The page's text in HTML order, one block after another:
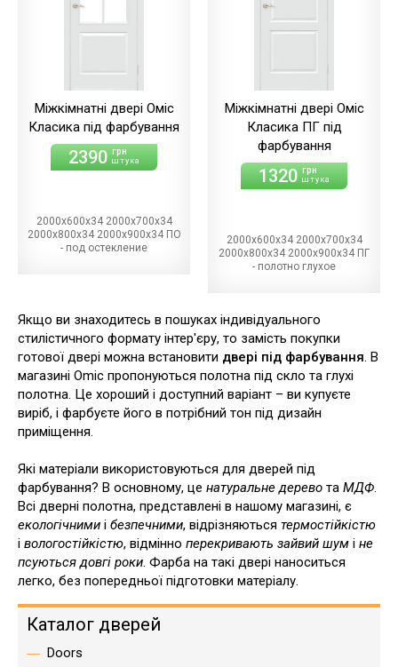
Міжкімнатні двері Оміс
Класика під фарбування
2390 грн
штука
2000х600х34 2000х700х34
2000х800х34 2000х900х34 ПО
- под остекление
Міжкімнатні двері Оміс
Класика ПГ під
фарбування
1320 грн
штука
2000х600х34 2000х700х34
2000х800х34 2000х900х34 ПГ
- полотно глухое
Якщо ви знаходитесь в пошуках індивідуального
стилістичного формату інтер'єру, то замість покупки
готової двері можна встановити двері під фарбування. В
магазині Omic пропонуються полотна під скло та глухі
полотна. Це хороший і доступний варіант – ви купуєте
виріб, і фарбуєте його в потрібний тон під дизайн
приміщення.
Які матеріали використовуються для дверей під
фарбування? В основному, це натуральне дерево та МДФ.
Всі дверні полотна, представлені в нашому магазині, є
екологічними і безпечними, відрізняються термостійкістю
і вологостійкістю, відмінно перекривають зайвий шум і не
псуються довгі роки. Фарба на такі двері наноситься
легко, без попередньої підготовки матеріалу.
Каталог дверей
Doors